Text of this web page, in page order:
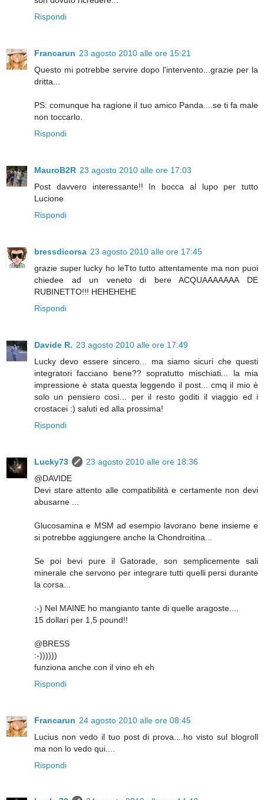
Rispondi
Francarun 23 agosto 2010 alle ore 15:21
Questo mi potrebbe servire dopo l'intervento...grazie per la
dritta...
PS: comunque ha ragione il tuo amico Panda....se ti fa male
non toccarlo.
Rispondi
MauroB2R 23 agosto 2010 alle ore 17:03
Post davvero interessante!! In bocca al lupo per tutto
Lucione
Rispondi
bressdicorsa 23 agosto 2010 alle ore 17:45
grazie super lucky ho leTto tutto attentamente ma non puoi
chiedee ad un veneto di bere ACQUAAAAAAA DE
RUBINETTO!!! HEHEHEHE
Rispondi
Davide R. 23 agosto 2010 alle ore 17:49
Lucky devo essere sincero... ma siamo sicuri che questi
integratori facciano bene?? sopratutto mischiati... la mia
impressione è stata questa leggendo il post... cmq il mio è
solo un pensiero così... per il resto goditi il viaggio ed i
crostacei :) saluti ed alla prossima!
Rispondi
Lucky73
23 agosto 2010 alle ore 18:36
@DAVIDE
Devi stare attento alle compatibilità e certamente non devi
abusarne ...
Glucosamina e MSM ad esempio lavorano bene insieme e
si potrebbe aggiungere anche la Chondroitina...
Se poi bevi pure il Gatorade, son semplicemente sali
minerale che servono per integrare tutti quelli persi durante
la corsa...
:-) Nel MAINE ho mangianto tante di quelle aragoste....
15 dollari per 1,5 pound!!
@BRESS
:-))))))
funziona anche con il vino eh eh
Rispondi
Francarun 24 agosto 2010 alle ore 08:45
Lucius non vedo il tuo post di prova....ho visto sul blogroll
ma non lo vedo qui....
Rispondi